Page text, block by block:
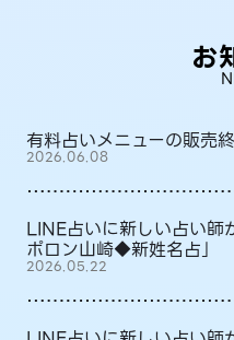
お
有料占いメニューの販売
2026.06.08
LINE占いに新しい占い師
ポロン山崎◆新姓名占」
2026.05.22